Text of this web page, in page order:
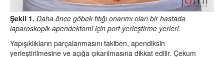
Şekil 1. Daha önce göbek fıtığı onarımı olan bir hastada
laparoskopik apendektomi için port yerleştirme yerleri.
Yapışıklıkların parçalanmasını takiben, apendiksin
yerleştirilmesine ve açığa çıkarılmasına dikkat edilir. Çekum